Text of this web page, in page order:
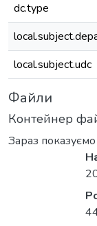
dc.type
local.subject.udc
Файли
Контейнер
Зараз показуємо